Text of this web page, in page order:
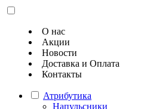
О нас
Акции
Новости
Доставка и Оплата
Контакты
Атрибутика
Напульсники